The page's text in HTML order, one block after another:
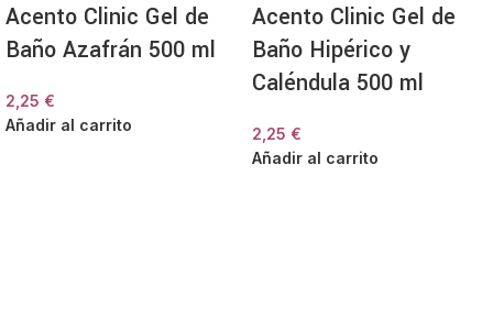
Acento Clinic Gel de
Baño Azafrán 500 ml
2,25 €
Añadir al carrito
Acento Clinic Gel de
Baño Hipérico y
Caléndula 500 ml
2,25 €
Añadir al carrito